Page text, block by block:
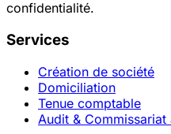
confidentialité.
Services
Création de société
Domiciliation
Tenue comptable
Audit &